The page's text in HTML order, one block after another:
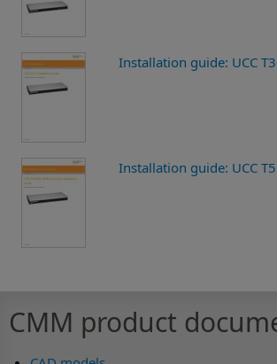
Installation guide: UCC
Installation guide: UCC
CMM product